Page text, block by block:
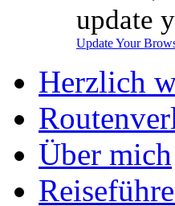
update
Update Your
Herzlich
Über mich